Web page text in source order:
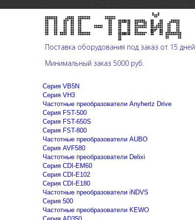
Поставка оборудования под заказ от 15 дней
Минимальный заказ 5000 руб.
Cерия VB5N
Cерия VH3
Частотные преобразователи Anyhertz Drive
Серия FST-500
Серия FST-650S
Серия FST-800
Частотные преобразователи AUBO
Серия AVF580
Частотные преобразователи Delixi
Серия CDI-EM60
Серия CDI-E102
Серия CDI-E180
Частотные преобразователи iNDVS
Серия 500
Частотные преобразователи KEWO